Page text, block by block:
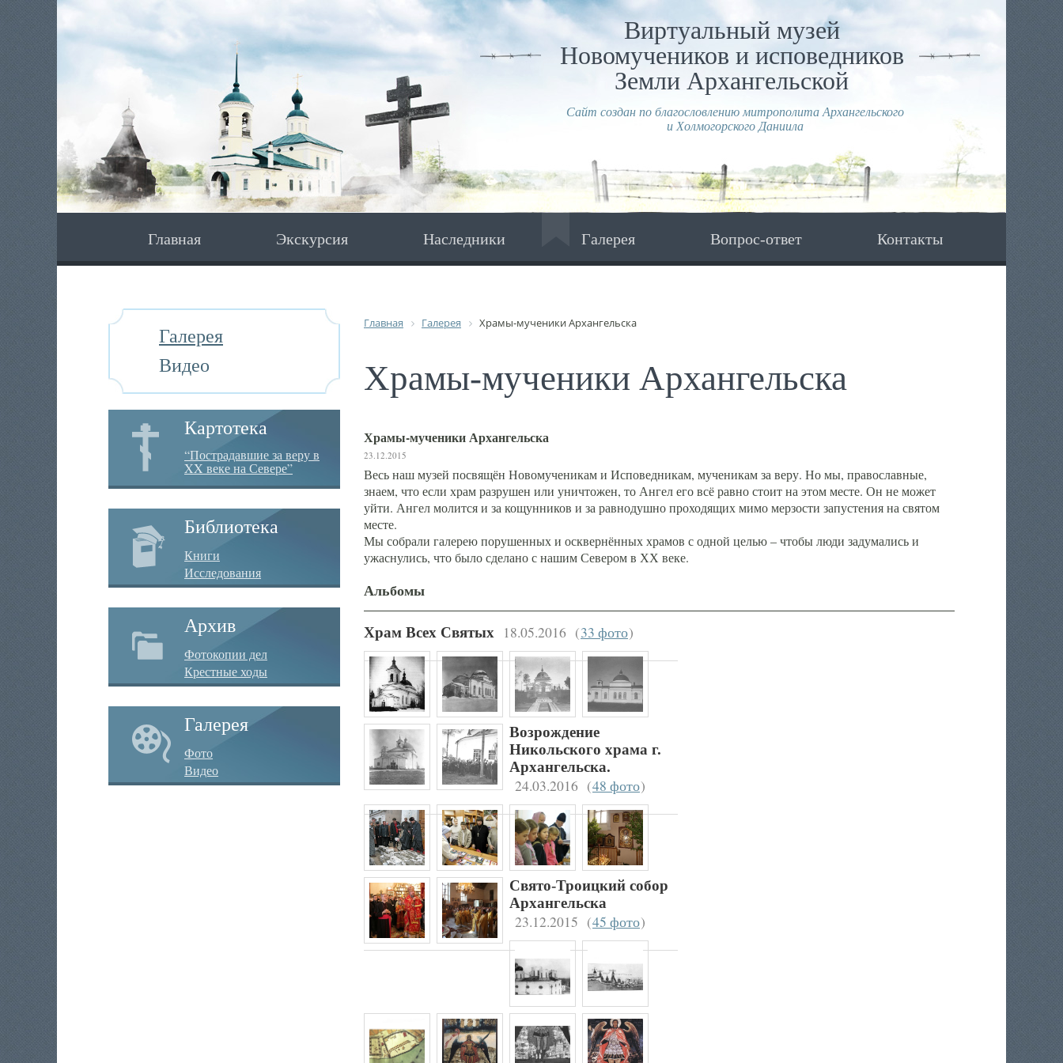
Виртуальный музей
Новомучеников и исповедников
Земли Архангельской
Сайт создан по благословлению митрополита Архангельского
и Холмогорского Даниила
Главная Экскурсия Наследники Галерея Вопрос-ответ Контакты
Галерея
Видео
Картотека
“Пострадавшие за веру в
XX веке на Севере”
Библиотека
Книги
Исследования
Архив
Фотокопии дел
Крестные ходы
Галерея
Фото
Видео
Главная Галерея Храмы-мученики Архангельска
Храмы-мученики Архангельска
Храмы-мученики Архангельска
23.12.2015
Весь наш музей посвящён Новомученикам и Исповедникам, мученикам за веру. Но мы, православные,
знаем, что если храм разрушен или уничтожен, то Ангел его всё равно стоит на этом месте. Он не может
уйти. Ангел молится и за кощунников и за равнодушно проходящих мимо мерзости запустения на святом
месте.
Мы собрали галерею порушенных и осквернённых храмов с одной целью – чтобы люди задумались и
ужаснулись, что было сделано с нашим Севером в ХХ веке.
Альбомы
Храм Всех Святых 18.05.2016 (33 фото)
Возрождение
Никольского храма г.
Архангельска.
24.03.2016 (48 фото)
Свято-Троицкий собор
Архангельска
23.12.2015 (45 фото)